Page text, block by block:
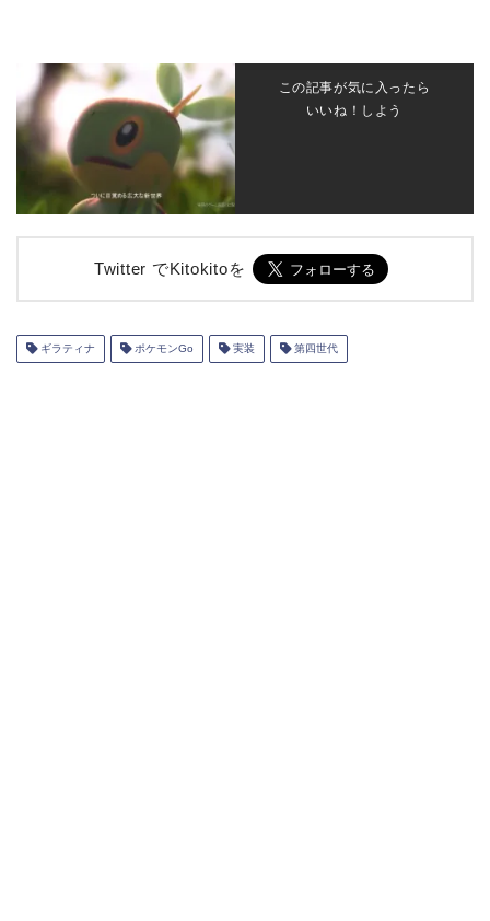
この記事が気に入ったら
いいね！しよう
Twitter でKitokitoを
ギラティナ ポケモンGo 実装 第四世代